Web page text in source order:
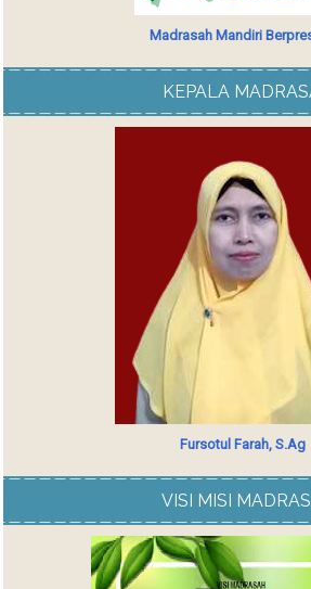
Madrasah Mandiri
KEPALA
Fursotul Farah, S.Ag
VISI MISI